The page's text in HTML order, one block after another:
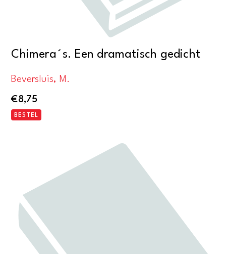
Chimera´s. Een dramatisch gedicht
Beversluis, M.
€8,75
BESTEL